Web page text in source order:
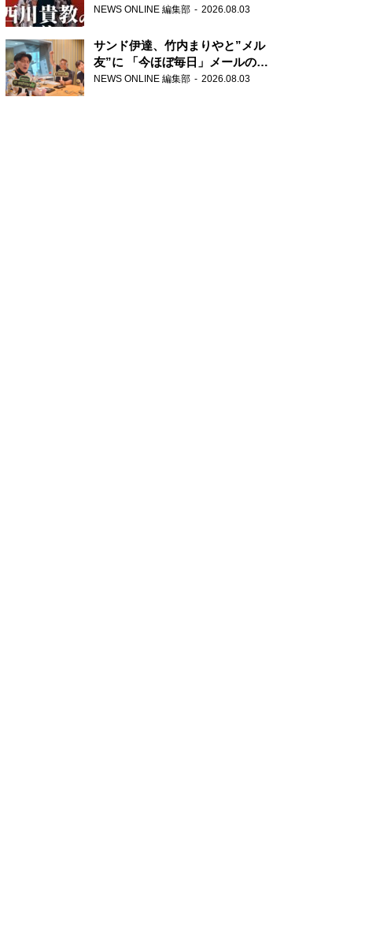
『オールナイトニッポン』に登
NEWS ONLINE 編集部 2026.08.03
サンド伊達、竹内まりやと”メル
友”に 「今ほぼ毎日」メールのや
り取り明かす
NEWS ONLINE 編集部 2026.08.03